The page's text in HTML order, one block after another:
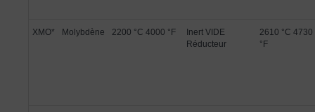
XMO* Molybdène 2200 °C 4000 °F
Inert VIDE
Réducteur
2610 °C 4730
°F